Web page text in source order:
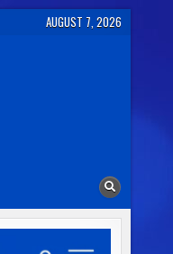
AUGUST 7, 2026